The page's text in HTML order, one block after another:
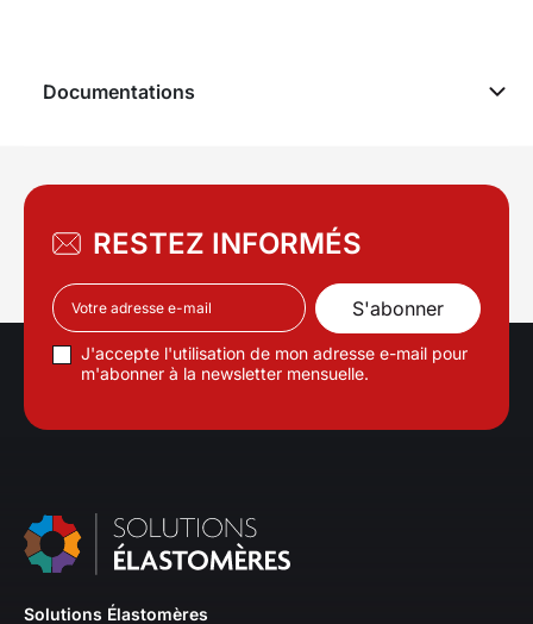
Documentations
RESTEZ INFORMÉS
J'accepte l'utilisation de mon adresse e-mail pour
m'abonner à la newsletter mensuelle.
Solutions Élastomères